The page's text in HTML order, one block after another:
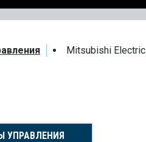
Mitsubishi Electric
УПРАВЛЕНИЯ